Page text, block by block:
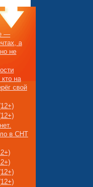
—
а
не
на
свой
в СНТ